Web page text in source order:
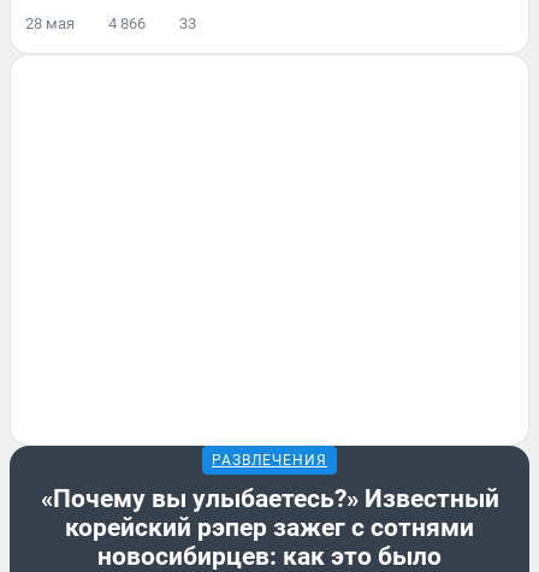
28 мая 4 866 33
РАЗВЛЕЧЕНИЯ
«Почему вы улыбаетесь?» Известный
корейский рэпер зажег с сотнями
новосибирцев: как это было